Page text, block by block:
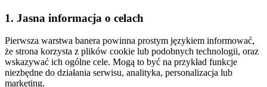
1. Jasna informacja o celach
Pierwsza warstwa banera powinna prostym językiem informować,
że strona korzysta z plików cookie lub podobnych technologii, oraz
wskazywać ich ogólne cele. Mogą to być na przykład funkcje
niezbędne do działania serwisu, analityka, personalizacja lub
marketing.